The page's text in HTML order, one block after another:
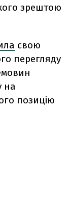
зрештою
свою
перегляду
на
позицію